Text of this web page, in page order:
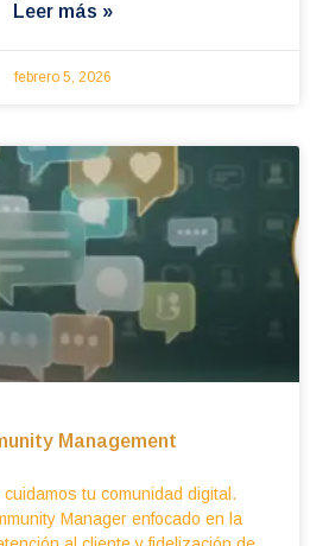
Leer más »
febrero 5, 2026
Management
tu comunidad digital.
Manager enfocado en la